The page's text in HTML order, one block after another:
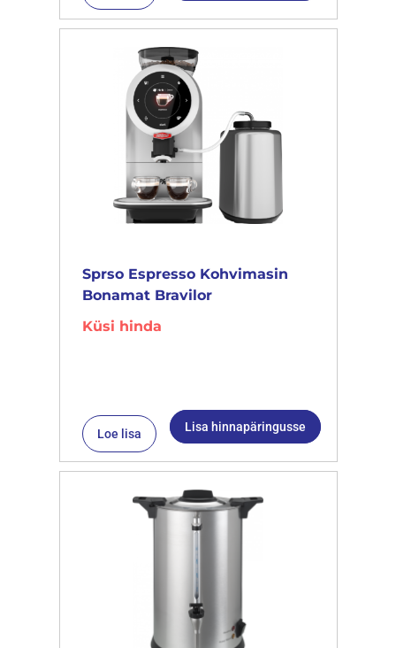
Sprso Espresso Kohvimasin
Bonamat Bravilor
Küsi hinda
Loe lisa Lisa hinnapäringusse